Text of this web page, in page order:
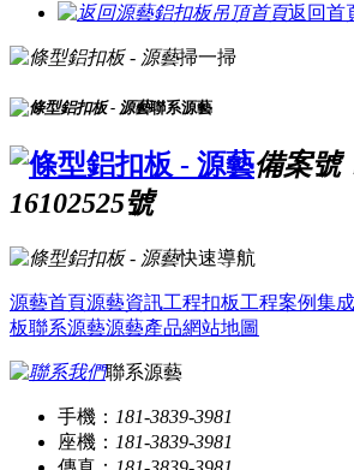
返回首
掃一掃
聯系源藝
備案號
16102525號
快速導航
源藝首頁源藝資訊工程扣板工程案例集
板聯系源藝源藝產品網站地圖
聯系源藝
手機： 181-3839-3981
座機： 181-3839-3981